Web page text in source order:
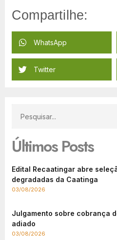
Compartilhe:
WhatsApp
Twitter
Últimos Posts
Edital Recaatingar abre
degradadas da Caatinga
03/08/2026
Julgamento sobre cobrança
adiado
03/08/2026